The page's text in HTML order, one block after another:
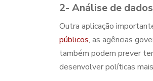
2- Análise de
Outra aplicação
públicos, as agências
também podem prever
desenvolver políticas